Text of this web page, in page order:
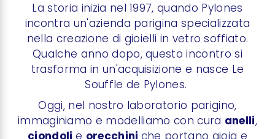
La storia inizia nel 1997, quando Pylones
incontra un'azienda parigina specializzata
nella creazione di gioielli in vetro soffiato.
Qualche anno dopo, questo incontro si
trasforma in un'acquisizione e nasce Le
Souffle de Pylones.
Oggi, nel nostro laboratorio parigino,
immaginiamo e modelliamo con cura anelli,
ciondoli e orecchini che portano gioia e